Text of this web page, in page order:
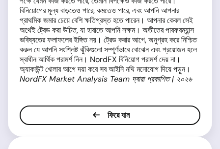
বিনিয়োগের মূল্য বাড়তেও পারে, কমতেও পারে, এবং আপনি আপনার
প্রাথমিক জমার চেয়ে বেশি ক্ষতিগ্রস্ত হতে পারেন। আপনার কেবল সেই
অর্থেই ট্রেড করা উচিত, যা হারাতে আপনি সক্ষম। অতীতের পারফরম্যান্স
ভবিষ্যতের ফলাফলের ইঙ্গিত নয়। ট্রেড করার আগে, অনুগ্রহ করে নিশ্চিত
করুন যে আপনি সংশ্লিষ্ট ঝুঁকিগুলো সম্পূর্ণভাবে বোঝেন এবং প্রয়োজন হলে
স্বাধীন আর্থিক পরামর্শ নিন। NordFX বিনিয়োগ পরামর্শ দেয় না।
অ্যাকাউন্ট খোলার আগে দয়া করে সব আইনি নথি মনোযোগ দিয়ে পড়ুন।
NordFX Market Analysis Team দ্বারা প্রকাশিত | ২০২৬
ফিরে যান